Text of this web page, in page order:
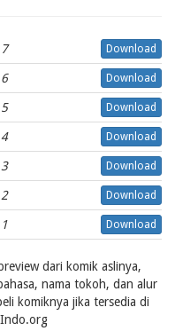
Download
Download
Download
Download
Download
Download
Download
dari komik aslinya,
nama tokoh, dan alur
komiknya jika tersedia di